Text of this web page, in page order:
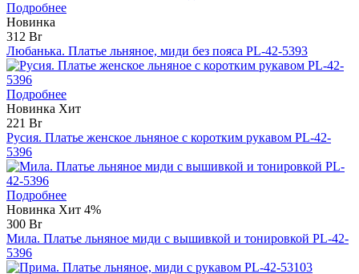
Подробнее
Новинка
312 Br
Любанька. Платье льняное, миди без пояса PL-42-5393
Подробнее
Новинка Хит
221 Br
Русия. Платье женское льняное с коротким рукавом PL-42-
5396
Подробнее
Новинка Хит 4%
300 Br
Мила. Платье льняное миди с вышивкой и тонировкой PL-42-
5396